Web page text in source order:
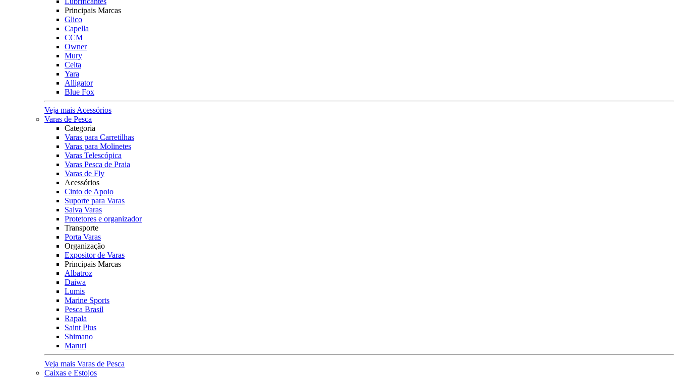
Principais Marcas
Glico
Capella
CCM
Owner
Mury
Celta
Yara
Alligator
Blue Fox
Veja mais Acessórios
Varas de Pesca
Categoria
Varas para Carretilhas
Varas para Molinetes
Varas Telescópica
Varas Pesca de Praia
Varas de Fly
Acessórios
Cinto de Apoio
Suporte para Varas
Salva Varas
Protetores e organizador
Transporte
Porta Varas
Organização
Expositor de Varas
Principais Marcas
Albatroz
Daiwa
Lumis
Marine Sports
Pesca Brasil
Rapala
Saint Plus
Shimano
Maruri
Veja mais Varas de Pesca
Caixas e Estojos